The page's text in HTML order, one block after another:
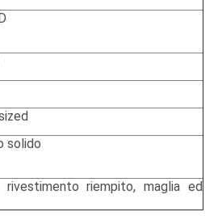
solido
rivestimento riempito, maglia ed